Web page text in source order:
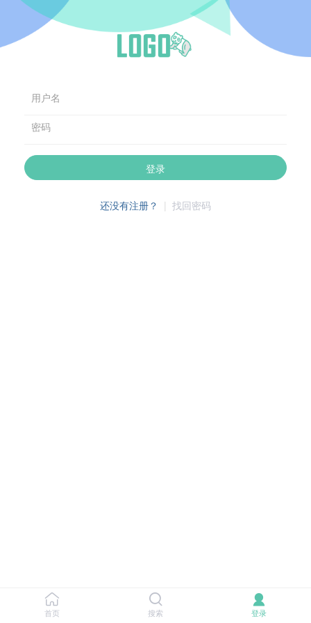
用户名
密码
登录
还没有注册？ | 找回密码
首页 搜索 登录